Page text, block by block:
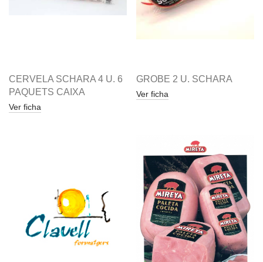
CERVELA SCHARA 4 U. 6
PAQUETS CAIXA
Ver ficha
GROBE 2 U. SCHARA
Ver ficha